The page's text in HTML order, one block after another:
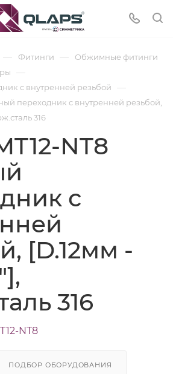
— Фитинги — Обжимные фитинги
—
с внутренней резьбой —
переходник с внутренней резьбой,
316
NT8
с
[D.12мм -
316
NT8
ПОДБОР ОБОРУДОВАНИЯ